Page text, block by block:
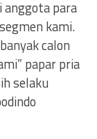
anggota para
kami.
calon
papar pria
selaku